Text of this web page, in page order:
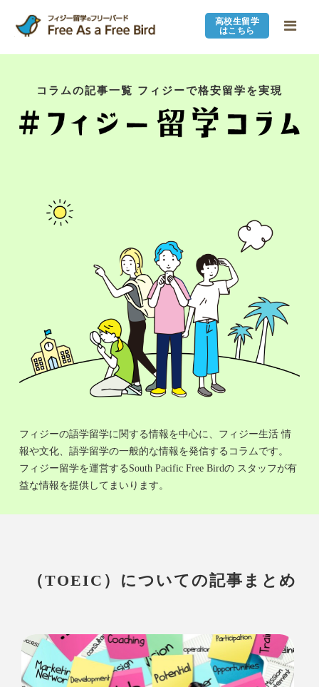
高校生留学
はこちら
コラムの記事一覧 フィジーで格安留学を実現
フィジーの語学留学に関する情報を中心に、フィジー生活 情
報や文化、語学留学の一般的な情報を発信するコラムです。
フィジー留学を運営するSouth Pacific Free Birdの スタッフが有
益な情報を提供してまいります。
（TOEIC）についての記事まとめ